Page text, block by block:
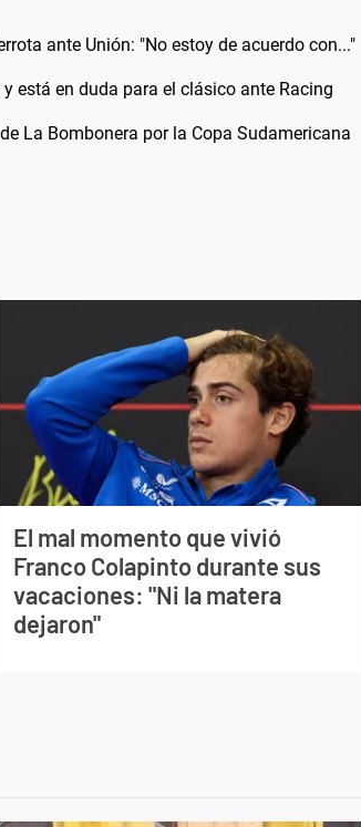
ante Unión: "No estoy de acuerdo con..."
está en duda para el clásico ante Racing
La Bombonera por la Copa Sudamericana
El mal momento que vivió
Franco Colapinto durante sus
vacaciones: "Ni la matera
dejaron"